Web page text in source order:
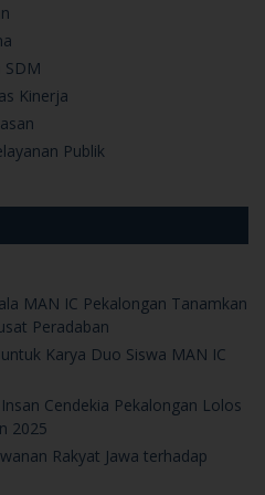
SDM
Kinerja
Publik
MAN IC Pekalongan Tanamkan
Peradaban
Karya Duo Siswa MAN IC
Cendekia Pekalongan Lolos
2025
Rakyat Jawa terhadap